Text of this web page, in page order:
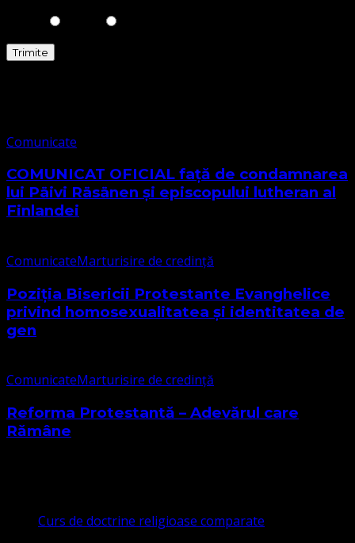
Comunicate
COMUNICAT OFICIAL față de condamnarea
lui Päivi Räsänen și episcopului lutheran al
Finlandei
ComunicateMarturisire de credință
Poziția Bisericii Protestante Evanghelice
privind homosexualitatea și identitatea de
gen
ComunicateMarturisire de credință
Reforma Protestantă – Adevărul care
Rămâne
Curs de doctrine religioase comparate